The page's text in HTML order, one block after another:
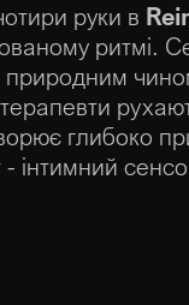
руки в
ритмі.
природним
глибоко
- інтимний